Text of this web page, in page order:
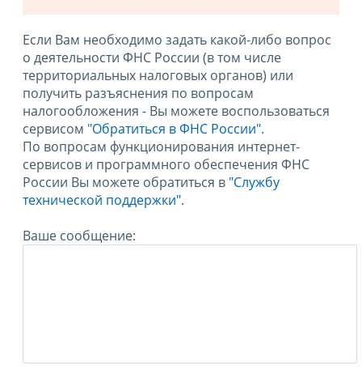
Если Вам необходимо задать какой-либо вопрос
о деятельности ФНС России (в том числе
территориальных налоговых органов) или
получить разъяснения по вопросам
налогообложения - Вы можете воспользоваться
сервисом "Обратиться в ФНС России".
По вопросам функционирования интернет-
сервисов и программного обеспечения ФНС
России Вы можете обратиться в "Службу
технической поддержки".
Ваше сообщение: